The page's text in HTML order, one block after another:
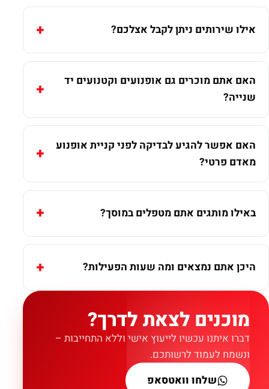
אילו שירותים ניתן לקבל אצלכם?
האם אתם מוכרים גם אופנועים וקטנועים יד
שנייה?
האם אפשר להגיע לבדיקה לפני קניית אופנוע
מאדם פרטי?
באילו מותגים אתם מטפלים במוסך?
היכן אתם נמצאים ומה שעות הפעילות?
מוכנים לצאת לדרך?
דברו איתנו עכשיו לייעוץ אישי וללא התחייבות –
ונשמח לעמוד לרשותכם.
שלחו וואטסאפ